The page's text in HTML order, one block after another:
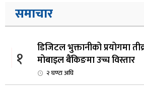
समाचार
१
डिजिटल भुक्तानीको प्रयोगमा
मोबाइल बैंकिङमा उच्च विस्तार
२ घण्टा अघि